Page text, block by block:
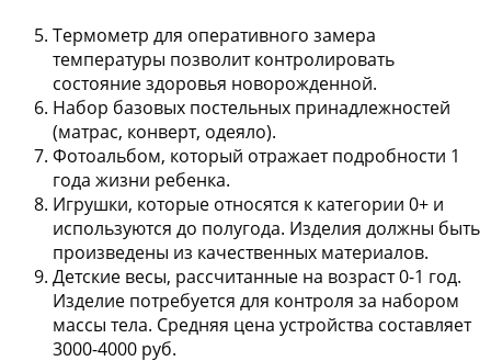
Термометр для оперативного замера
температуры позволит контролировать
состояние здоровья новорожденной.
Набор базовых постельных принадлежностей
(матрас, конверт, одеяло).
Фотоальбом, который отражает подробности 1
года жизни ребенка.
Игрушки, которые относятся к категории 0+ и
используются до полугода. Изделия должны быть
произведены из качественных материалов.
Детские весы, рассчитанные на возраст 0-1 год.
Изделие потребуется для контроля за набором
массы тела. Средняя цена устройства составляет
3000-4000 руб.